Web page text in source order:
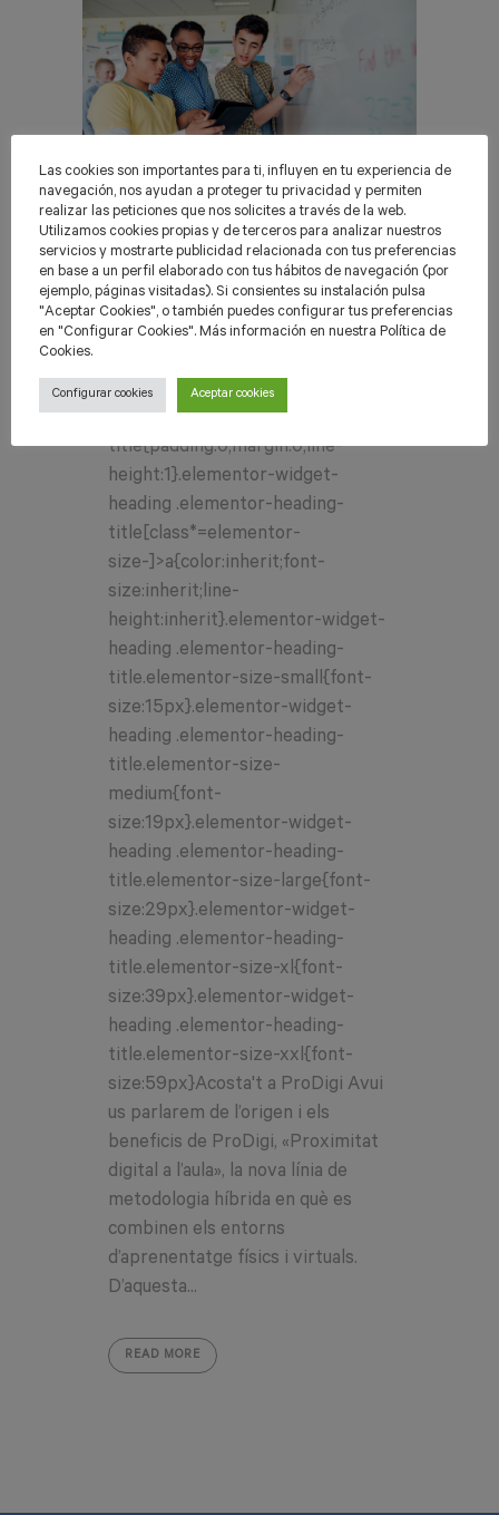
01 febr. Acosta’t a
ProDigi
Posted at 11:00hinPRODIGI by
ProDigi
0 Comments 3 Likes
/*! elementor - v3.13.3 - 28-05-
title{padding:0;margin:0;line-
height:1}.elementor-widget-
heading .elementor-heading-
title[class*=elementor-
size-]>a{color:inherit;font-
size:inherit;line-
height:inherit}.elementor-widget-
heading .elementor-heading-
title.elementor-size-small{font-
size:15px}.elementor-widget-
heading .elementor-heading-
title.elementor-size-
medium{font-
size:19px}.elementor-widget-
heading .elementor-heading-
title.elementor-size-large{font-
size:29px}.elementor-widget-
heading .elementor-heading-
title.elementor-size-xl{font-
size:39px}.elementor-widget-
heading .elementor-heading-
title.elementor-size-xxl{font-
size:59px}Acosta't a ProDigi Avui
us parlarem de l’origen i els
beneficis de ProDigi, «Proximitat
digital a l’aula», la nova línia de
metodologia híbrida en què es
combinen els entorns
d’aprenentatge físics i virtuals.
D’aquesta...
READ MORE
Las cookies son importantes para ti, influyen en tu experiencia de
navegación, nos ayudan a proteger tu privacidad y permiten
realizar las peticiones que nos solicites a través de la web.
Utilizamos cookies propias y de terceros para analizar nuestros
servicios y mostrarte publicidad relacionada con tus preferencias
en base a un perfil elaborado con tus hábitos de navegación (por
ejemplo, páginas visitadas). Si consientes su instalación pulsa
"Aceptar Cookies", o también puedes configurar tus preferencias
en "Configurar Cookies". Más información en nuestra Política de
Cookies.
Configurar cookies Aceptar cookies